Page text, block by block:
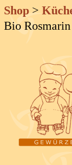
Shop >
Bio Rosmarin